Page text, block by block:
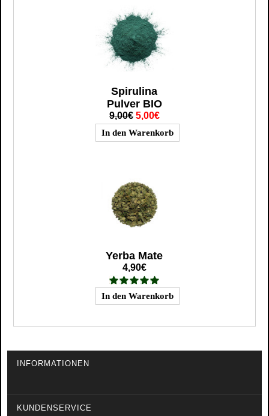
Spirulina
Pulver BIO
9,00€ 5,00€
Yerba Mate
4,90€
INFORMATIONEN
KUNDENSERVICE